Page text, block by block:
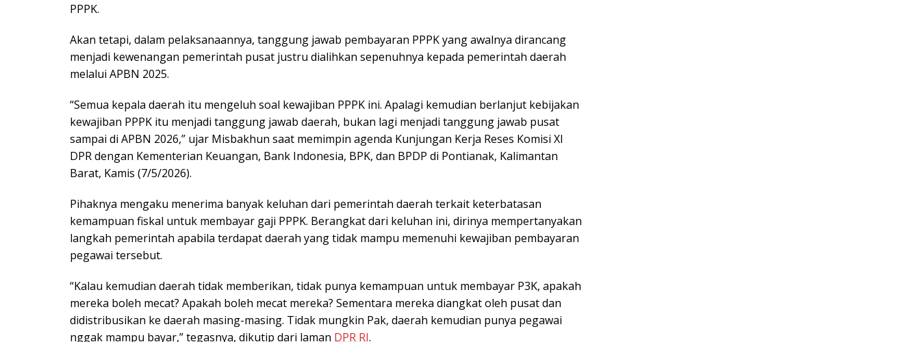
PPPK.
Akan tetapi, dalam pelaksanaannya, tanggung jawab pembayaran PPPK yang awalnya dirancang
menjadi kewenangan pemerintah pusat justru dialihkan sepenuhnya kepada pemerintah daerah
melalui APBN 2025.
“Semua kepala daerah itu mengeluh soal kewajiban PPPK ini. Apalagi kemudian berlanjut kebijakan
kewajiban PPPK itu menjadi tanggung jawab daerah, bukan lagi menjadi tanggung jawab pusat
sampai di APBN 2026,” ujar Misbakhun saat memimpin agenda Kunjungan Kerja Reses Komisi XI
DPR dengan Kementerian Keuangan, Bank Indonesia, BPK, dan BPDP di Pontianak, Kalimantan
Barat, Kamis (7/5/2026).
Pihaknya mengaku menerima banyak keluhan dari pemerintah daerah terkait keterbatasan
kemampuan fiskal untuk membayar gaji PPPK. Berangkat dari keluhan ini, dirinya mempertanyakan
langkah pemerintah apabila terdapat daerah yang tidak mampu memenuhi kewajiban pembayaran
pegawai tersebut.
“Kalau kemudian daerah tidak memberikan, tidak punya kemampuan untuk membayar P3K, apakah
mereka boleh mecat? Apakah boleh mecat mereka? Sementara mereka diangkat oleh pusat dan
didistribusikan ke daerah masing-masing. Tidak mungkin Pak, daerah kemudian punya pegawai
nggak mampu bayar,” tegasnya, dikutip dari laman DPR RI.